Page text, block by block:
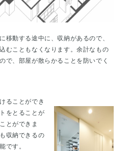
移動する途中に、収納があるので、
むこともなくなります。余計なもの
で、部屋が散らかることを防いでく
ることができ
をとることが
とができま
収納できるの
です。